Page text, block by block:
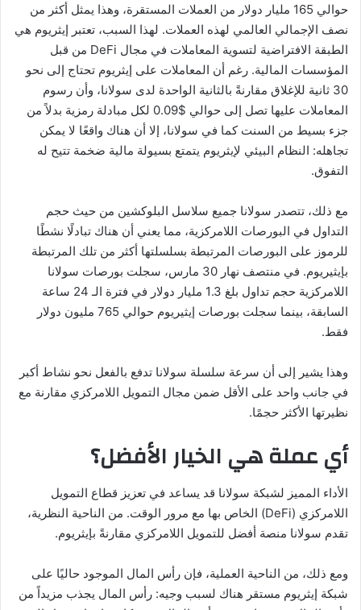
حوالي 165 مليار دولار من العملات المستقرة، وهذا يمثل أكثر من
نصف الإجمالي العالمي لهذه العملات. لهذا السبب، تعتبر إيثريوم هي
الطبقة الافتراضية لتسوية المعاملات في مجال DeFi من قبل
المؤسسات المالية. رغم أن المعاملات على إيثريوم تحتاج إلى نحو
30 ثانية للإغلاق مقارنةً بالثانية الواحدة لدى سولانا، وأن رسوم
المعاملات عليها تصل إلى حوالي $0.09 لكل مبادلة رمزية بدلاً من
جزء بسيط من السنت كما في سولانا، إلا أن هناك واقعًا لا يمكن
تجاهله: النظام البيئي لإيثريوم يتمتع بسيولة مالية ضخمة تتيح له
التفوق.
مع ذلك، تتصدر سولانا جميع سلاسل البلوكشين من حيث حجم
التداول في البورصات اللامركزية، مما يعني أن هناك تبادلًا نشطًا
للرموز على البورصات المرتبطة بسلسلتها أكثر من تلك المرتبطة
بإيثيريوم. في منتصف نهار 30 مارس، سجلت بورصات سولانا
اللامركزية حجم تداول بلغ 1.3 مليار دولار في فترة الـ 24 ساعة
السابقة، بينما سجلت بورصات إيثيريوم حوالي 765 مليون دولار
فقط.
وهذا يشير إلى أن سرعة سلسلة سولانا تدفع بالفعل نحو نشاط أكبر
في جانب واحد على الأقل ضمن مجال التمويل اللامركزي مقارنة مع
نظيرتها الأكثر حجمًا.
أي عملة هي الخيار الأفضل؟
الأداء المميز لشبكة سولانا قد يساعد في تعزيز قطاع التمويل
اللامركزي (DeFi) الخاص بها مع مرور الوقت. من الناحية النظرية،
تقدم سولانا منصة أفضل للتمويل اللامركزي مقارنةً بإيثريوم.
ومع ذلك، من الناحية العملية، فإن رأس المال الموجود حاليًا على
شبكة إيثريوم مستقر هناك لسبب وجيه: رأس المال يجذب مزيداً من